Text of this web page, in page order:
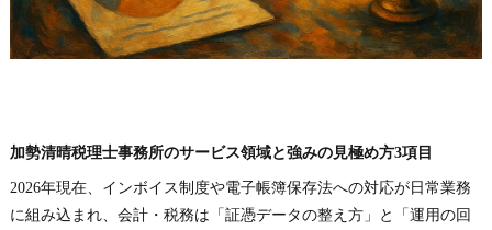
加勢清晴税理士事務所のサービス領域と強みの見極め方3項目
2026年現在、インボイス制度や電子帳簿保存法への対応が日常業務
に組み込まれ、会計・税務は「証憑データの整え方」と「運用の回